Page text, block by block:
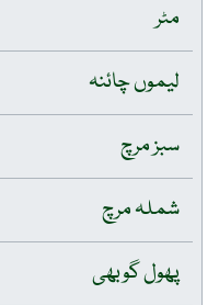
مٹر
لیموں چائنہ
سبز مرچ
شملہ مرچ
پھول گوبھی